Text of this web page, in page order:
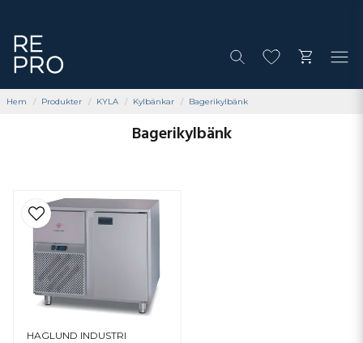
Hem Produkter KYLA Kylbänkar Bagerikylbänk
Bagerikylbänk
HAGLUND INDUSTRI